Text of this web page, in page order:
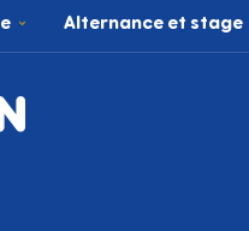
Alternance et stage